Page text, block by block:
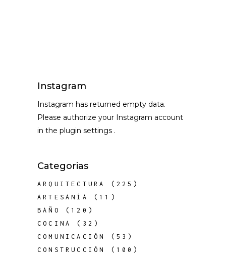
Instagram
Instagram has returned empty data.
Please authorize your Instagram account
in the plugin settings .
Categorias
ARQUITECTURA
(225)
ARTESANÍA
(11)
BAÑO
(120)
COCINA
(32)
COMUNICACIÓN
(53)
CONSTRUCCIÓN
(100)